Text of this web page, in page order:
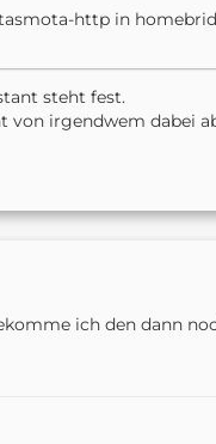
http in
steht fest.
von irgendwem dabei
ich den dann